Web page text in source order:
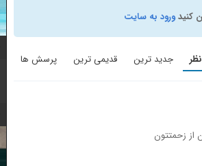
کنیدورود به سایت
جدید ترین قدیمی ترین پرسش ها
از زحمتتون